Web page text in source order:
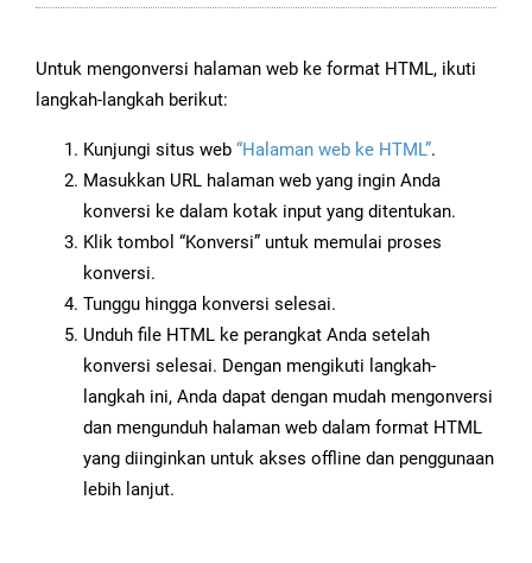
Untuk mengonversi halaman web ke format HTML, ikuti
langkah-langkah berikut:
Kunjungi situs web “Halaman web ke HTML”.
Masukkan URL halaman web yang ingin Anda
konversi ke dalam kotak input yang ditentukan.
Klik tombol “Konversi” untuk memulai proses
konversi.
Tunggu hingga konversi selesai.
Unduh file HTML ke perangkat Anda setelah
konversi selesai. Dengan mengikuti langkah-
langkah ini, Anda dapat dengan mudah mengonversi
dan mengunduh halaman web dalam format HTML
yang diinginkan untuk akses offline dan penggunaan
lebih lanjut.